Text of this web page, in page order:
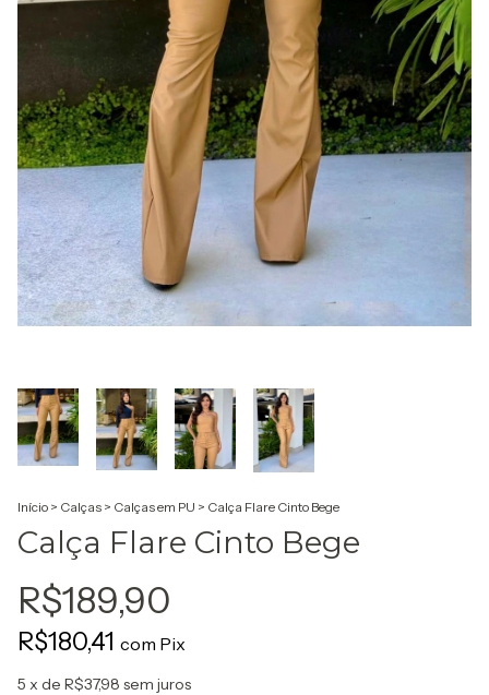
Início > Calças > Calças em PU > Calça Flare Cinto Bege
Calça Flare Cinto Bege
R$189,90
R$180,41 com Pix
5 x de R$37,98 sem juros